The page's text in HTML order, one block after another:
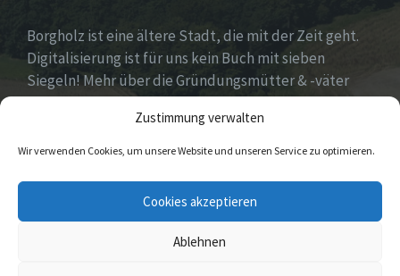
Zustimmung verwalten
Wir verwenden Cookies, um unsere Website und unseren Service zu optimieren.
Cookies akzeptieren
Ablehnen
Borgholz ist eine ältere Stadt, die mit der Zeit geht.
Digitalisierung ist für uns kein Buch mit sieben
Siegeln! Mehr über die Gründungsmütter & -väter
gibt es unterDorfwerkstattund
https://www.digitale-doerfer.de!